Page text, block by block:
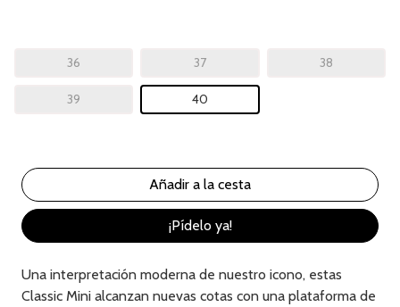
36 37 38
39 40
¡Pídelo ya!
Una interpretación moderna de nuestro icono, estas
Classic Mini alcanzan nuevas cotas con una plataforma de